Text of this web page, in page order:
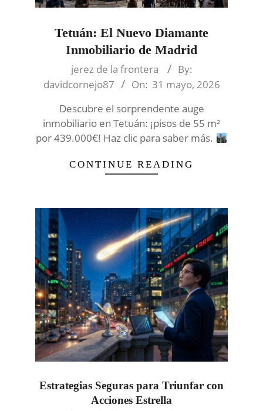
Tetuán: El Nuevo Diamante
Inmobiliario de Madrid
05-
jerez de la frontera
By:
davidcornejo87
On: 31 mayo, 2026
Descubre el sorprendente auge
inmobiliario en Tetuán: ¡pisos de 55 m²
por 439.000€! Haz clic para saber más.
CONTINUE READING
Estrategias Seguras para Triunfar con
Acciones Estrella